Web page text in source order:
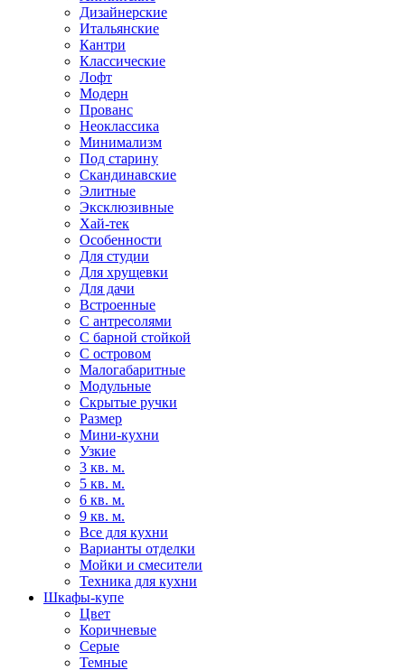
Дизайнерские
Итальянские
Кантри
Классические
Лофт
Модерн
Прованс
Неоклассика
Минимализм
Под старину
Скандинавские
Элитные
Эксклюзивные
Хай-тек
Особенности
Для студии
Для хрущевки
Для дачи
Встроенные
С антресолями
С барной стойкой
С островом
Малогабаритные
Модульные
Скрытые ручки
Размер
Мини-кухни
Узкие
3 кв. м.
5 кв. м.
6 кв. м.
9 кв. м.
Все для кухни
Варианты отделки
Мойки и смесители
Техника для кухни
Шкафы-купе
Цвет
Коричневые
Серые
Темные